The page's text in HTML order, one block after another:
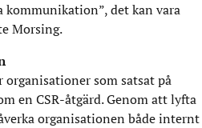
kommunikation”, det kan vara
Morsing.
som satsat på
en CSR-åtgärd. Genom att lyfta
organisationen både internt